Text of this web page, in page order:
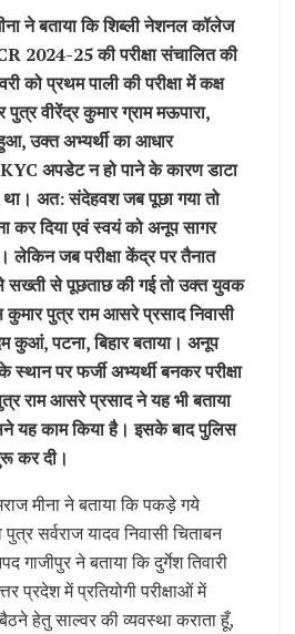
ने बताया कि शिब्ली नेशनल कॉलेज
2024-25 की परीक्षा संचालित की
को प्रथम पाली की परीक्षा में कक्ष
वीरेंद्र कुमार ग्राम मऊपारा,
उक्त अभ्यर्थी का आधार
अपडेट न हो पाने के कारण डाटा
था। अत: संदेहवश जब पूछा गया तो
कर दिया एवं स्वयं को अनूप सागर
लेकिन जब परीक्षा केंद्र पर तैनात
सख्ती से पूछताछ की गई तो उक्त युवक
पुत्र राम आसरे प्रसाद निवासी
कुआं, पटना, बिहार बताया। अनूप
स्थान पर फर्जी अभ्यर्थी बनकर परीक्षा
राम आसरे प्रसाद ने यह भी बताया
यह काम किया है। इसके बाद पुलिस
कर दी।
मीना ने बताया कि पकड़े गये
सर्वराज यादव निवासी चिताबन
गाजीपुर ने बताया कि दुर्गेश तिवारी
प्रदेश में प्रतियोगी परीक्षाओं में
बैठने हेतु साल्वर की व्यवस्था कराता हूँ,